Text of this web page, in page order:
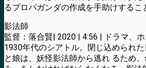
るプロパガンダの作成を手助けするこ
影法師
監督：落合賢| 2020 | 4:56 | ドラマ、
1930年代のシアトル。閉じ込められ
と娘は、妖怪影法師から逃れ るため